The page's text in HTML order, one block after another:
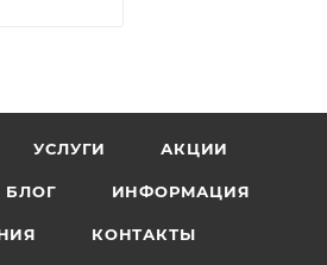
УСЛУГИ АКЦИИ
БЛОГ ИНФОРМАЦИЯ
КОНТАКТЫ